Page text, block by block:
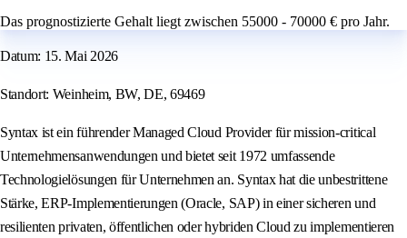
Das prognostizierte Gehalt liegt zwischen 55000 - 70000 € pro Jahr.
Datum: 15. Mai 2026
Standort: Weinheim, BW, DE, 69469
Syntax ist ein führender Managed Cloud Provider für mission-critical
Unternehmensanwendungen und bietet seit 1972 umfassende
Technologielösungen für Unternehmen an. Syntax hat die unbestrittene
Stärke, ERP-Implementierungen (Oracle, SAP) in einer sicheren und
resilienten privaten, öffentlichen oder hybriden Cloud zu implementieren